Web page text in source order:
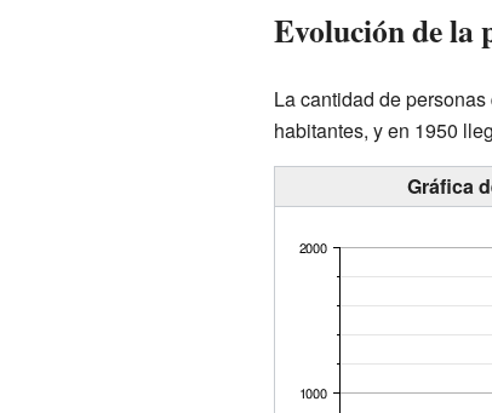
Evolución de la
La cantidad de
habitantes, y en 1950
Gráfica